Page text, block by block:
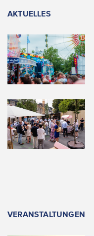
AKTUELLES
VERANSTALTUNGEN